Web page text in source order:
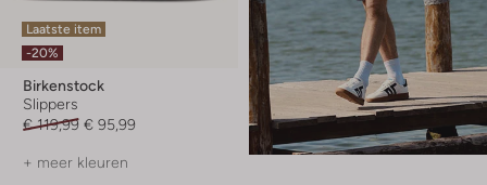
Laatste item
-20%
Birkenstock
Slippers
€ 119,99 € 95,99
+ meer kleuren